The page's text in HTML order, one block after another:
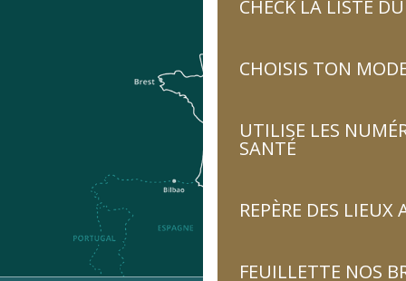
CHECK LA LISTE
CHOISIS TON
UTILISE LES
SANTÉ
REPÈRE DES LIEUX
FEUILLETTE NOS